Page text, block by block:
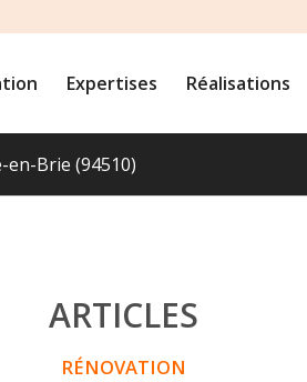
Expertises Réalisations
Brie (94510)
ARTICLES
RÉNOVATION